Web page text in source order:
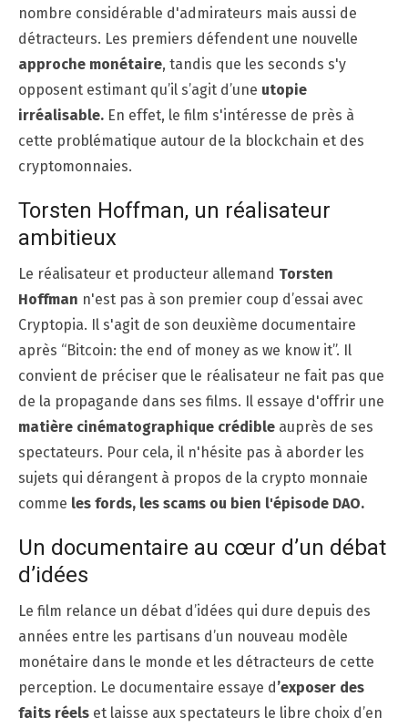
nombre considérable d'admirateurs mais aussi de
détracteurs. Les premiers défendent une nouvelle
approche monétaire, tandis que les seconds s'y
opposent estimant qu’il s’agit d’une utopie
irréalisable. En effet, le film s'intéresse de près à
cette problématique autour de la blockchain et des
cryptomonnaies.
Torsten Hoffman, un réalisateur
ambitieux
Le réalisateur et producteur allemand Torsten
Hoffman n'est pas à son premier coup d’essai avec
Cryptopia. Il s'agit de son deuxième documentaire
après “Bitcoin: the end of money as we know it”. Il
convient de préciser que le réalisateur ne fait pas que
de la propagande dans ses films. Il essaye d'offrir une
matière cinématographique crédible auprès de ses
spectateurs. Pour cela, il n'hésite pas à aborder les
sujets qui dérangent à propos de la crypto monnaie
comme les fords, les scams ou bien l'épisode DAO.
Un documentaire au cœur d’un débat
d’idées
Le film relance un débat d’idées qui dure depuis des
années entre les partisans d’un nouveau modèle
monétaire dans le monde et les détracteurs de cette
perception. Le documentaire essaye d’exposer des
faits réels et laisse aux spectateurs le libre choix d’en